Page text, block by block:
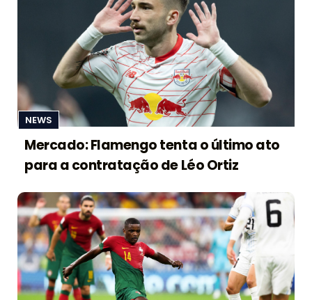
NEWS
Mercado: Flamengo tenta o último ato
para a contratação de Léo Ortiz